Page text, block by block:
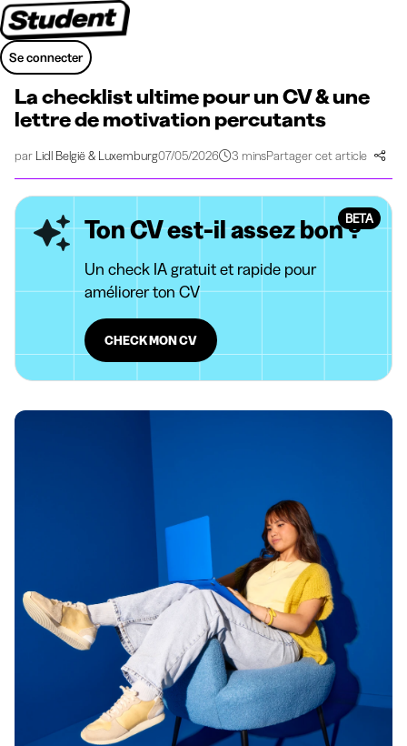
Se connecter
La checklist ultime pour un CV & une
lettre de motivation percutants
par Lidl België & Luxemburg07/05/2026 3 minsPartager cet article
BETA
Ton CV est-il assez bon ?
Un check IA gratuit et rapide pour
améliorer ton CV
CHECK MON CV